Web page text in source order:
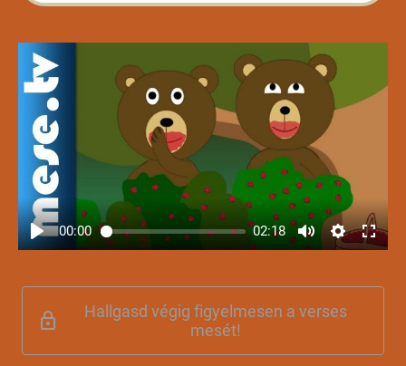
00:00 02:18
Hallgasd végig figyelmesen a verses
mesét!